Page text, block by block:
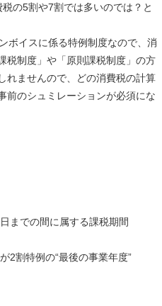
の5割や7割では多いのでは？と
ボイスに係る特例制度なので、消
税制度」や「原則課税制度」の方
れませんので、どの消費税の計算
前のシュミレーションが必須にな
までの間に属する課税期間
2割特例の“最後の事業年度”